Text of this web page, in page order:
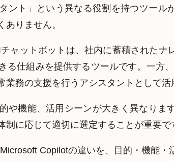
ント」という異なる役割を持つツール
りません。
ャットボットは、社内に蓄積されたナ
る仕組みを提供するツールです。一方
業務の支援を行うアシスタントとして
や機能、活用シーンが大きく異なりま
制に応じて適切に選定することが重要で
Copilotの違いを、目的・機能・